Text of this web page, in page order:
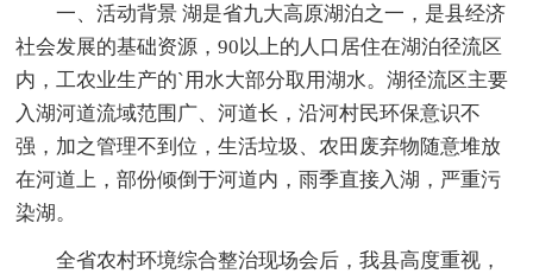
一、活动背景 湖是省九大高原湖泊之一，是县经济
社会发展的基础资源，90以上的人口居住在湖泊径流区
内，工农业生产的`用水大部分取用湖水。湖径流区主要
入湖河道流域范围广、河道长，沿河村民环保意识不
强，加之管理不到位，生活垃圾、农田废弃物随意堆放
在河道上，部份倾倒于河道内，雨季直接入湖，严重污
染湖。
全省农村环境综合整治现场会后，我县高度重视，